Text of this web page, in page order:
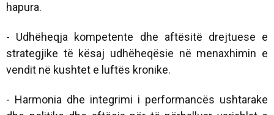
hapura.
- Udhëheqja kompetente dhe aftësitë drejtuese e
strategjike të kësaj udhëheqësie në menaxhimin e
vendit në kushtet e luftës kronike.
- Harmonia dhe integrimi i performancës ushtarake